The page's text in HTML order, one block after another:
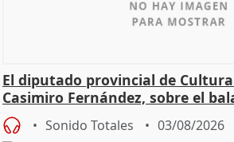
El diputado provincial de
Casimiro Fernández, sobre el
Sonido Totales 03/08/2026